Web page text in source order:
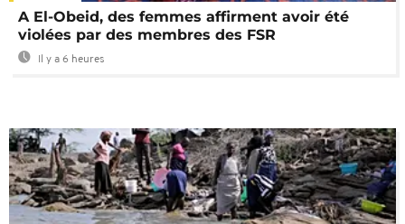
A El-Obeid, des femmes affirment avoir été
violées par des membres des FSR
Il y a 6 heures